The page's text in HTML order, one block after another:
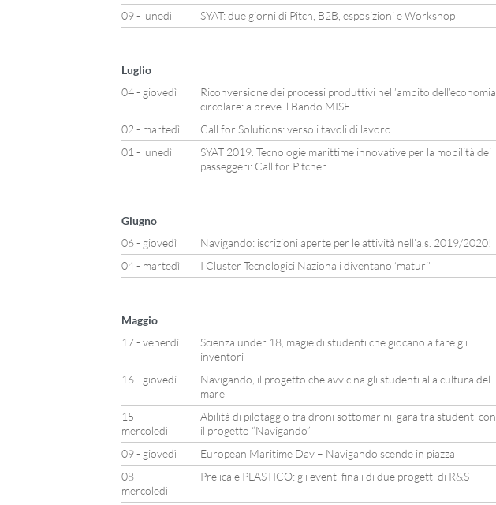
09 - lunedì
SYAT: due giorni di Pitch, B2B, esposizioni e Workshop
Luglio
04 - giovedì
Riconversione dei processi produttivi nell’ambito dell’economia
circolare: a breve il Bando MISE
02 - martedì
Call for Solutions: verso i tavoli di lavoro
01 - lunedì
SYAT 2019. Tecnologie marittime innovative per la mobilità dei
passeggeri: Call for Pitcher
Giugno
06 - giovedì
Navigando: iscrizioni aperte per le attività nell’a.s. 2019/2020!
04 - martedì
I Cluster Tecnologici Nazionali diventano ‘maturi’
Maggio
17 - venerdì
Scienza under 18, magie di studenti che giocano a fare gli
inventori
16 - giovedì
Navigando, il progetto che avvicina gli studenti alla cultura del
mare
15 -
mercoledì
Abilità di pilotaggio tra droni sottomarini, gara tra studenti con
il progetto “Navigando”
09 - giovedì
European Maritime Day – Navigando scende in piazza
08 -
mercoledì
Prelica e PLASTICO: gli eventi finali di due progetti di R&S